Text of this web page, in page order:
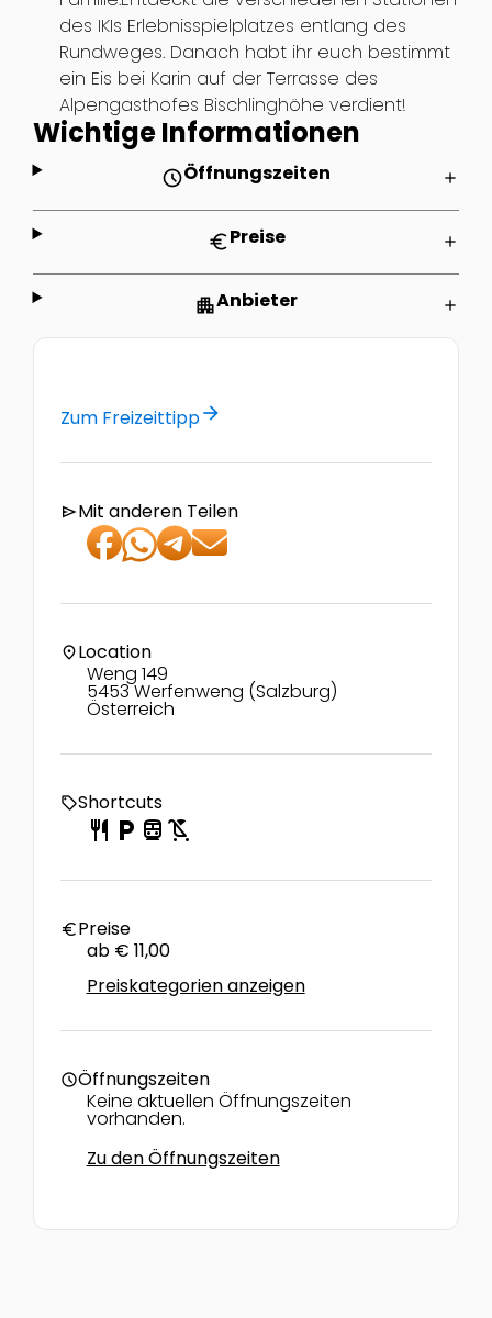
des IKIs Erlebnisspielplatzes entlang des
Rundweges. Danach habt ihr euch bestimmt
ein Eis bei Karin auf der Terrasse des
Alpengasthofes Bischlinghöhe verdient!
Wichtige Informationen
scheduleÖffnungszeiten add
euroPreise add
apartmentAnbieter add
Zum Freizeittipparrow_forward
sendMit anderen Teilen
location_onLocation
Weng 149
5453 Werfenweng (Salzburg)
Österreich
local_offerShortcuts
restaurant local_parking directions_transit child_friendly
euroPreise
ab € 11,00
Preiskategorien anzeigen
scheduleÖffnungszeiten
Keine aktuellen Öffnungszeiten
vorhanden.
Zu den Öffnungszeiten